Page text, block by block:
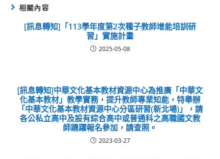
相關內容
[訊息轉知]「113學年度第2次種子教師增能培訓研
習」實施計畫
2025-05-08
[訊息轉知]中華文化基本教材資源中心為推廣「中華文
化基本教材」教學實務，提升教師專業知能，特舉辦
「中華文化基本教材資源中心分區研習(新北場)」，請
各公私立高中及設有綜合高中或普通科之高職國文教
師踴躍報名參加，請查照。
2023-03-27